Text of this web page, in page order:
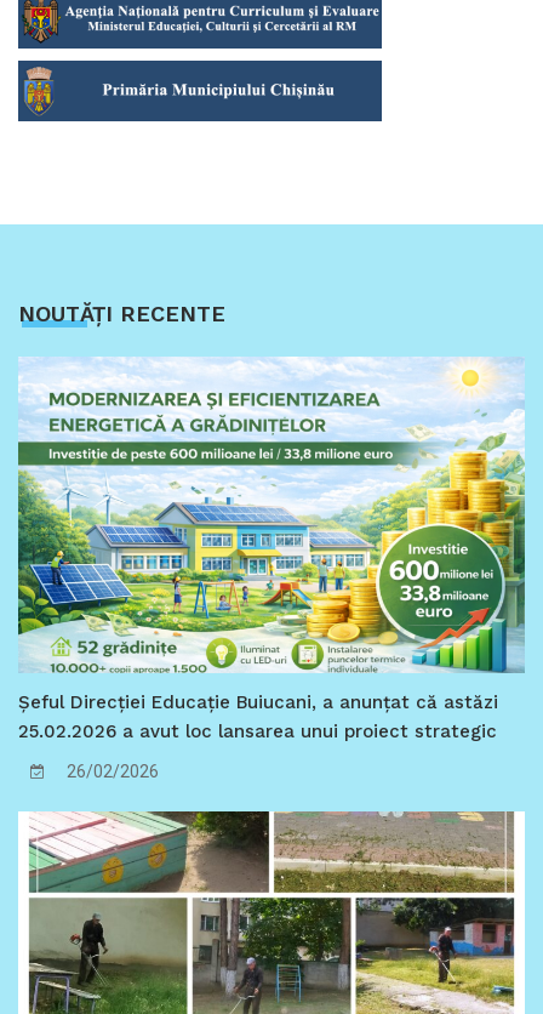
NOUTĂȚI RECENTE
Șeful Direcției Educație Buiucani, a anunțat că astăzi
25.02.2026 a avut loc lansarea unui proiect strategic
de importanță municipală, care marchează o
energetice a instituțiilor de educație timpurie din
Chișinău.
26/02/2026